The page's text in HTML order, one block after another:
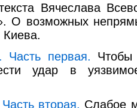
Вячеслава
О возможных
Часть первая. Чтобы
удар в
вторая. Слабое